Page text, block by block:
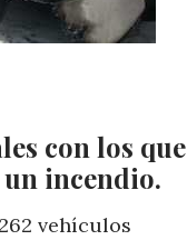
con los que
incendio.
vehículos